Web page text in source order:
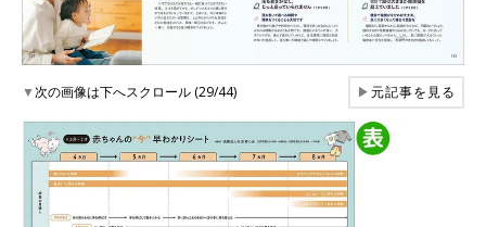
▼次の画像は下へスクロール (29/44) ▶元記事を見る